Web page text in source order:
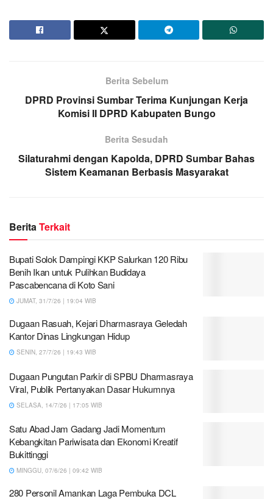
Berita Sebelum
DPRD Provinsi Sumbar Terima Kunjungan Kerja
Komisi II DPRD Kabupaten Bungo
Berita Sesudah
Silaturahmi dengan Kapolda, DPRD Sumbar Bahas
Sistem Keamanan Berbasis Masyarakat
BeritaTerkait
Bupati Solok Dampingi KKP Salurkan 120 Ribu
Benih Ikan untuk Pulihkan Budidaya
Pascabencana di Koto Sani
JUMAT, 31/7/26 | 19:04 WIB
Dugaan Rasuah, Kejari Dharmasraya Geledah
Kantor Dinas Lingkungan Hidup
SENIN, 27/7/26 | 19:43 WIB
Dugaan Pungutan Parkir di SPBU Dharmasraya
Viral, Publik Pertanyakan Dasar Hukumnya
SELASA, 14/7/26 | 17:05 WIB
Satu Abad Jam Gadang Jadi Momentum
Kebangkitan Pariwisata dan Ekonomi Kreatif
Bukittinggi
MINGGU, 07/6/26 | 09:42 WIB
280 Personil Amankan Laga Pembuka DCL